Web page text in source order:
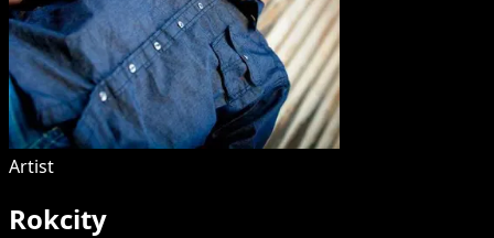
Artist
Rokcity